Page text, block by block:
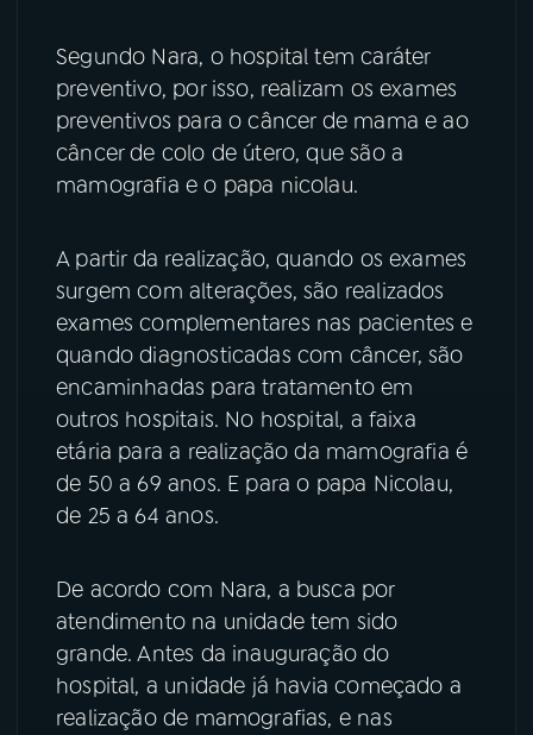
Segundo Nara, o hospital tem caráter
preventivo, por isso, realizam os exames
preventivos para o câncer de mama e ao
câncer de colo de útero, que são a
mamografia e o papa nicolau.
A partir da realização, quando os exames
surgem com alterações, são realizados
exames complementares nas pacientes e
quando diagnosticadas com câncer, são
encaminhadas para tratamento em
outros hospitais. No hospital, a faixa
etária para a realização da mamografia é
de 50 a 69 anos. E para o papa Nicolau,
de 25 a 64 anos.
De acordo com Nara, a busca por
atendimento na unidade tem sido
grande. Antes da inauguração do
hospital, a unidade já havia começado a
realização de mamografias, e nas